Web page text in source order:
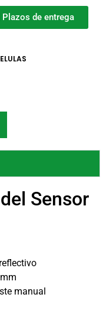
de entrega
Sensor
manual